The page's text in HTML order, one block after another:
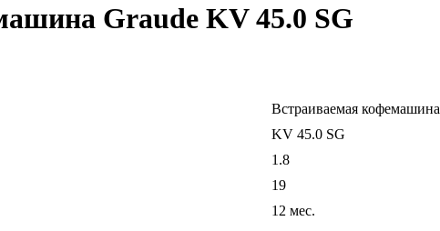
Graude KV 45.0 SG
Встраиваемая кофемашина
KV 45.0 SG
1.8
19
12 мес.